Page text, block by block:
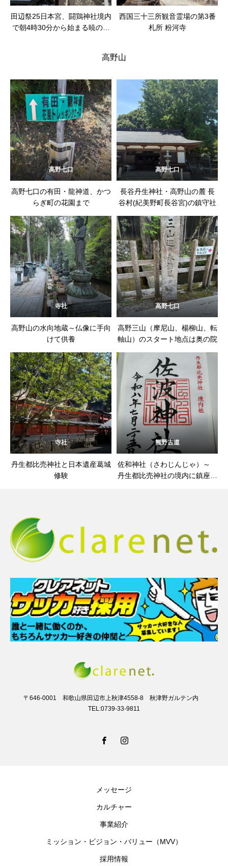
田辺祭25日本宮、闘鶏神社境内
で朝4時30分から始まる暁の祭
西国三十三所観音霊場の第3番
札所 粉河寺
高野山
高野七口
高野七口の有田・龍神道、かつ
らぎ町の花園まで
高野七口
長谷丹生神社・高野山の麓 長
谷村(紀美野町長谷宮)の鎮守社
寺社
高野山の水向地蔵～仏像に手向
けて供養
高野七口
高野三山（摩尼山、楊柳山、転
軸山）のスタート地点は奥の院
寺社
丹生都比売神社と日本遺産葛城
修験
熊野古道
佐和神社（さわじんじゃ）～
丹生都比売神社の境内に鎮座す
〒646-0001 和歌山県田辺市上秋津4558-8 秋津野ガルテン内
TEL:0739-33-9811
メッセージ
カルチャー
事業紹介
ミッション・ビジョン・バリュー（MVV）
採用情報